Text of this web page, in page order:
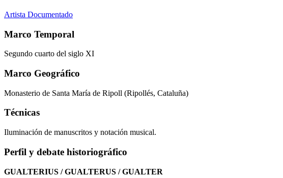
Artista Documentado
Marco Temporal
Segundo cuarto del siglo XI
Marco Geográfico
Monasterio de Santa María de Ripoll (Ripollés, Cataluña)
Técnicas
Iluminación de manuscritos y notación musical.
Perfil y debate historiográfico
GUALTERIUS / GUALTERUS / GUALTER